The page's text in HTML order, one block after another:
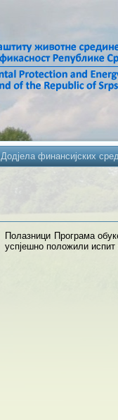
Додјела финансијских
Полазници Програма
успјешно положили